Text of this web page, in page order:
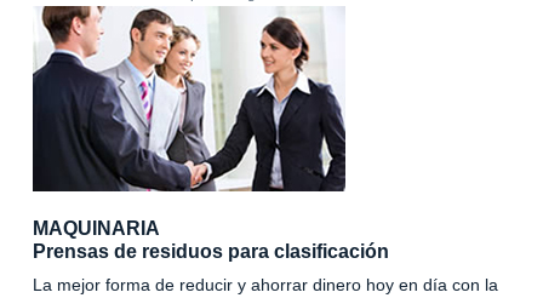
MAQUINARIA
Prensas de residuos para clasificación
La mejor forma de reducir y ahorrar dinero hoy en día con la